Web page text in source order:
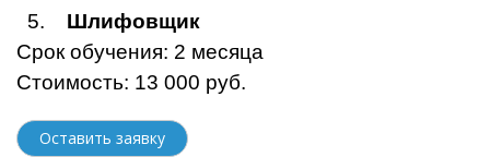
5.
Шлифовщик
Срок обучения: 2 месяца
Стоимость: 13 000 руб.
Оставить заявку